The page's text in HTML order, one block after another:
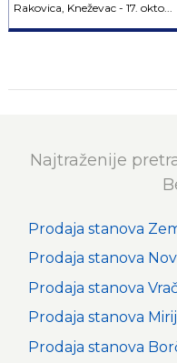
Rakovica, Kneževac - 17. okto...
Najtraženije
Prodaja stanova
Prodaja stanova
Prodaja stanova
Prodaja stanova
Prodaja stanova